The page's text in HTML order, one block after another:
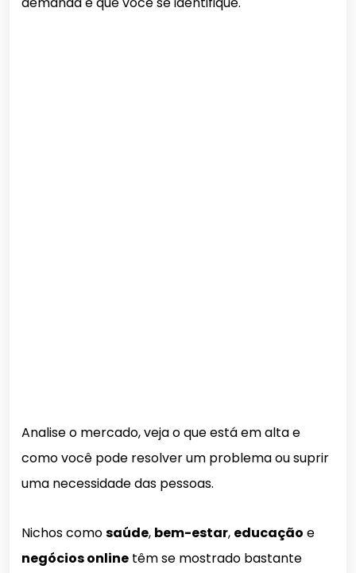
Analise o mercado, veja o que está em alta e
como você pode resolver um problema ou suprir
uma necessidade das pessoas.
Nichos comosaúde, bem-estar, educação e
negócios online têm se mostrado bastante